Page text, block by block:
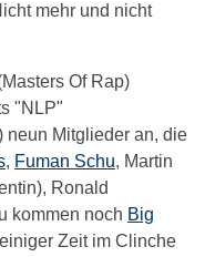
mehr und nicht
Of Rap)
"NLP"
neun Mitglieder an, die
, Fuman Schu, Martin
Ronald
kommen noch Big
Zeit im Clinche